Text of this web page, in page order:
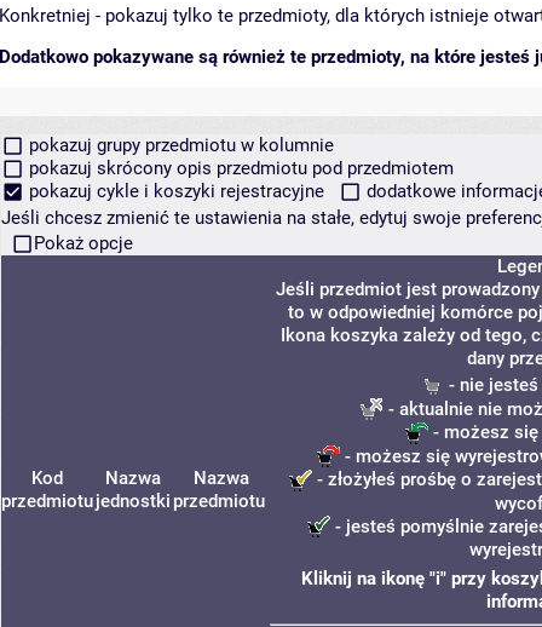
Konkretniej - pokazuj tylko te przedmioty, dla których istnieje
Dodatkowo pokazywane są również te przedmioty, na które jesteś
pokazuj grupy przedmiotu w kolumnie
pokazuj skrócony opis przedmiotu pod przedmiotem
pokazuj cykle i koszyki rejestracyjne
dodatkowe
Jeśli chcesz zmienić te ustawienia na stałe, edytuj swoje
Pokaż opcje
Kod
przedmiotu
Nazwa
jednostki
Nazwa
przedmiotu
Jeśli przedmiot jest
to w odpowiedniej komórce
Ikona koszyka zależy od tego,
dany
- nie
- aktualnie nie
- możesz się
- możesz się
- złożyłeś prośbę o
- jesteś pomyślnie
Kliknij na ikonę "i" przy